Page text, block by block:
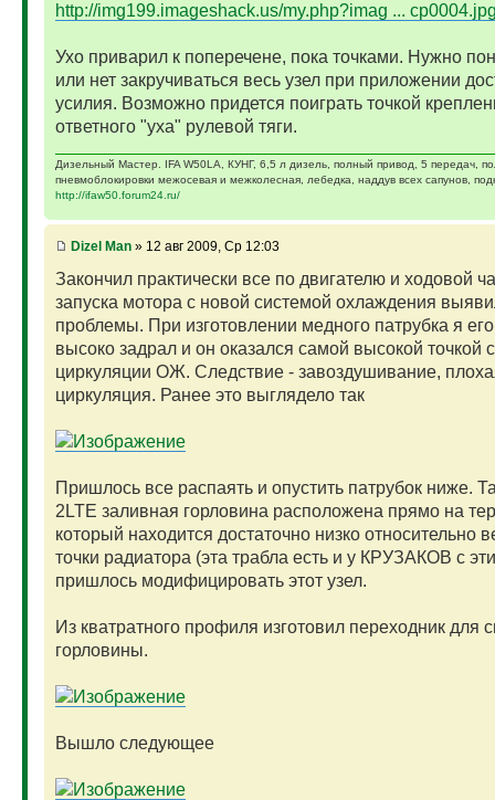
http://img199.imageshack.us/my.php?imag ...
Ухо приварил к поперечене, пока точками. Нужно
или нет закручиваться весь узел при приложении
усилия. Возможно придется поиграть точкой
ответного "уха" рулевой тяги.
Дизельный Мастер. IFA W50LA, КУНГ, 6,5 л дизель, полный привод, 5 передач,
пневмоблокировки межосевая и межколесная, лебедка, наддув всех сапунов,
http://ifaw50.forum24.ru/
Dizel Man» 12 авг 2009, Ср 12:03
Закончил практически все по двигателю и ходовой
запуска мотора с новой системой охлаждения
проблемы. При изготовлении медного патрубка я
высоко задрал и он оказался самой высокой точкой
циркуляции ОЖ. Следствие - завоздушивание,
циркуляция. Ранее это выглядело так
Пришлось все распаять и опустить патрубок ниже.
2LTE заливная горловина расположена прямо на
который находится достаточно низко относительно
точки радиатора (эта трабла есть и у КРУЗАКОВ с
пришлось модифицировать этот узел.
Из кватратного профиля изготовил переходник для
горловины.
Вышло следующее